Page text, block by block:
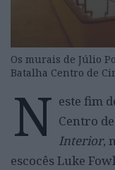
Os murais de Júlio
Batalha Centro de
N este fim
Centro
Interior,
escocês Luke